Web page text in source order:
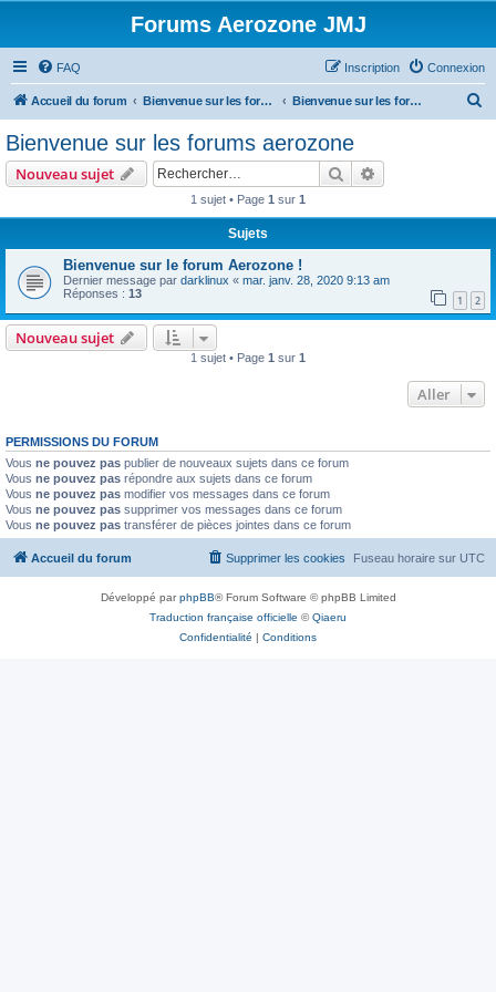
Forums Aerozone JMJ
FAQ Connexion
Inscription
Accueil du forum Bienvenue sur les forums Aerozone! Bienvenue sur les forums aerozone
e
Bienvenue sur les forums aerozone
Nouveau sujet Rechercher
1 sujet • Page 1 sur 1
Sujets
Bienvenue sur le forum Aerozone !
Dernier message par darklinux « mar. janv. 28, 2020 9:13 am
Réponses : 13 1 2
Nouveau sujet
1 sujet • Page 1 sur 1
Aller
PERMISSIONS DU FORUM
Vous ne pouvez pas publier de nouveaux sujets dans ce forum
Vous ne pouvez pas répondre aux sujets dans ce forum
Vous ne pouvez pas modifier vos messages dans ce forum
Vous ne pouvez pas supprimer vos messages dans ce forum
Vous ne pouvez pas transférer de pièces jointes dans ce forum
Accueil du forum Fuseau horaire sur UTC
Supprimer les cookies
Développé parphpBB® Forum Software © phpBB Limited
Traduction française officielle ©Qiaeru
Confidentialité | Conditions